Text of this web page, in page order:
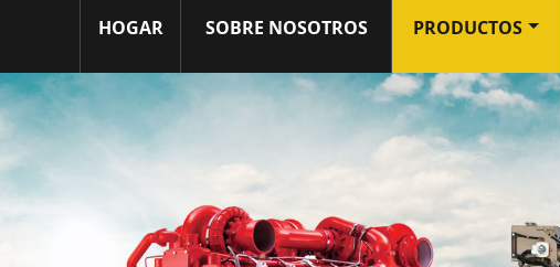
HOGAR SOBRE NOSOTROS PRODUCTOS